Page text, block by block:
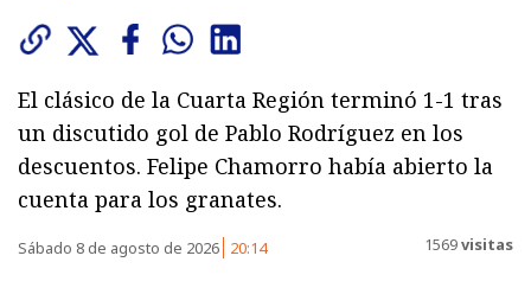
El clásico de la Cuarta Región terminó 1-1 tras
un discutido gol de Pablo Rodríguez en los
descuentos. Felipe Chamorro había abierto la
cuenta para los granates.
Sábado 8 de agosto de 2026 20:14 1569visitas